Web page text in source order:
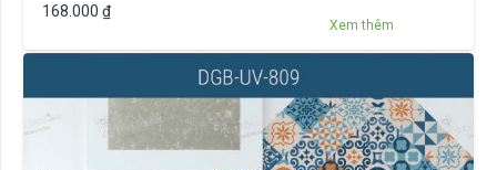
168.000 ₫
Xem thêm